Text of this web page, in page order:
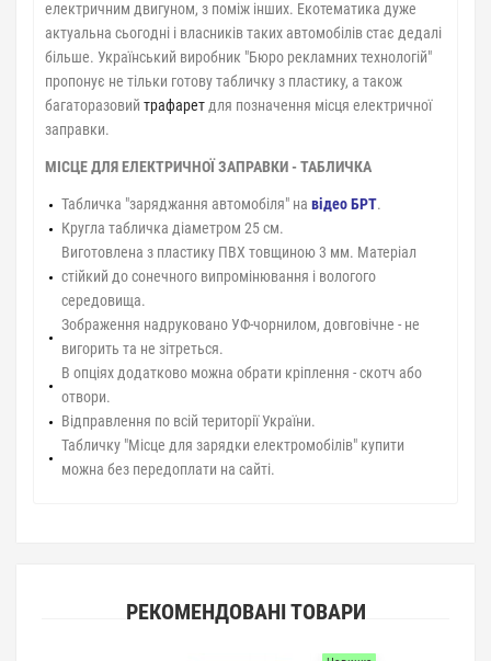
електричним двигуном, з поміж інших. Екотематика дуже
актуальна сьогодні і власників таких автомобілів стає дедалі
більше. Український виробник "Бюро рекламних технологій"
пропонує не тільки готову табличку з пластику, а також
багаторазовий трафарет для позначення місця електричної
заправки.
МІСЦЕ ДЛЯ ЕЛЕКТРИЧНОЇ ЗАПРАВКИ - ТАБЛИЧКА
Табличка "заряджання автомобіля" на відео БРТ.
Кругла табличка діаметром 25 см.
Виготовлена з пластику ПВХ товщиною 3 мм. Матеріал
стійкий до сонечного випромінювання і вологого
середовища.
Зображення надруковано УФ-чорнилом, довговічне - не
вигорить та не зітреться.
В опціях додатково можна обрати кріплення - скотч або
отвори.
Відправлення по всій території України.
Табличку "Місце для зарядки електромобілів" купити
можна без передоплати на сайті.
РЕКОМЕНДОВАНІ ТОВАРИ